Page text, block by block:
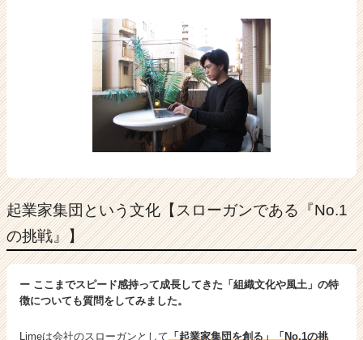
起業家集団という文化【スローガンである『No.1
の挑戦』】
ー ここまでスピード感持って成長してきた「組織文化や風土」の特
徴についても質問をしてみました。
Limeは会社のスローガンとして「起業家集団を創る」「No.1の挑